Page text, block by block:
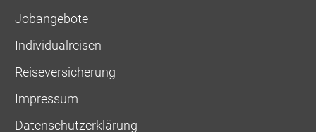
Jobangebote
Individualreisen
Reiseversicherung
Impressum
Datenschutzerklärung